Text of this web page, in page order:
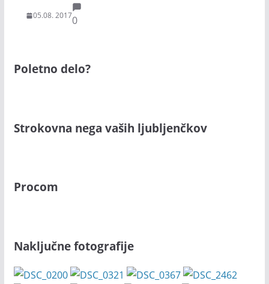
05.08. 20170
Poletno delo?
Strokovna nega vaših ljubljenčkov
Procom
Naključne fotografije